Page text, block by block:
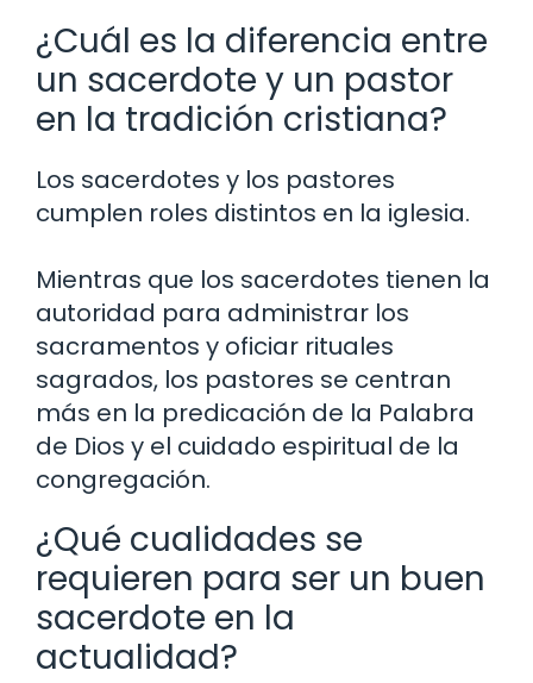
¿Cuál es la diferencia entre
un sacerdote y un pastor
en la tradición cristiana?
Los sacerdotes y los pastores
cumplen roles distintos en la iglesia.
Mientras que los sacerdotes tienen la
autoridad para administrar los
sacramentos y oficiar rituales
sagrados, los pastores se centran
más en la predicación de la Palabra
de Dios y el cuidado espiritual de la
congregación.
¿Qué cualidades se
requieren para ser un buen
sacerdote en la
actualidad?